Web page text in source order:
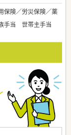
保険／労災保険／薬
手当 世帯主手当